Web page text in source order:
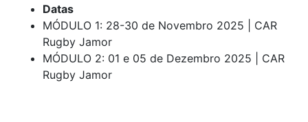
Datas
MÓDULO 1: 28-30 de Novembro 2025 | CAR
Rugby Jamor
MÓDULO 2: 01 e 05 de Dezembro 2025 | CAR
Rugby Jamor